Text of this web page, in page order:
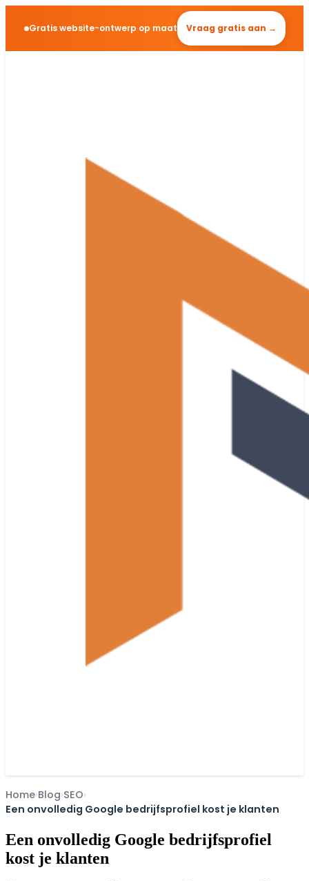
Gratis website-ontwerp op maat Vraag gratis aan →
Home Blog SEO
Een onvolledig Google bedrijfsprofiel kost je klanten
Een onvolledig Google bedrijfsprofiel
kost je klanten